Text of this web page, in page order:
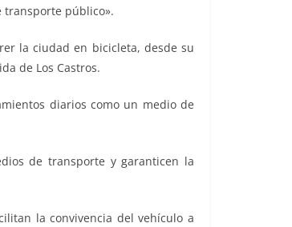
transporte público».
la ciudad en bicicleta, desde su
de Los Castros.
diarios como un medio de
de transporte y garanticen la
la convivencia del vehículo a